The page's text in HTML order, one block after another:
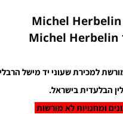
Michel Herbelin
למכירת שעוני יד מישל
הבלעדית בישראל.
ומחנויות לא מורשות